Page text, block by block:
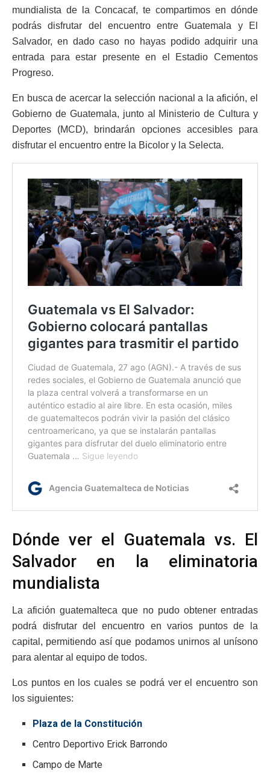
mundialista de la Concacaf, te compartimos en dónde
podrás disfrutar del encuentro entre Guatemala y El
Salvador, en dado caso no hayas podido adquirir una
entrada para estar presente en el Estadio Cementos
Progreso.
En busca de acercar la selección nacional a la afición, el
Gobierno de Guatemala, junto al Ministerio de Cultura y
Deportes (MCD), brindarán opciones accesibles para
disfrutar el encuentro entre la Bicolor y la Selecta.
Dónde ver el Guatemala vs. El
Salvador en la eliminatoria
mundialista
La afición guatemalteca que no pudo obtener entradas
podrá disfrutar del encuentro en varios puntos de la
capital, permitiendo así que podamos unirnos al unísono
para alentar al equipo de todos.
Los puntos en los cuales se podrá ver el encuentro son
los siguientes:
Plaza de la Constitución
Centro Deportivo Erick Barrondo
Campo de Marte